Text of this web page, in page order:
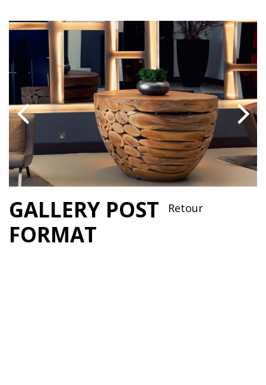
Retour
GALLERY POST
FORMAT